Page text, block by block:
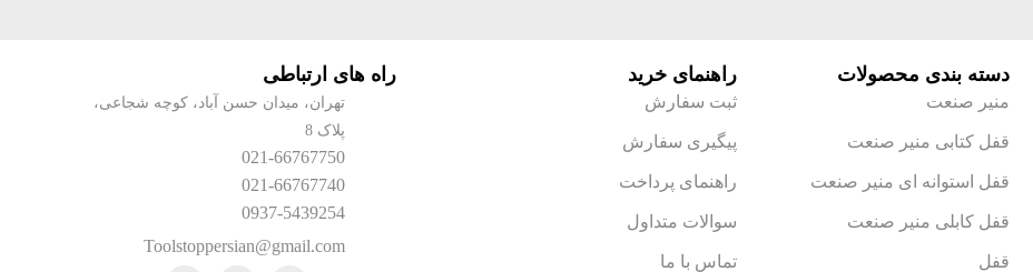
دسته بندی محصولات
منیر صنعت
قفل کتابی منیر صنعت
قفل استوانه ای منیر صنعت
قفل کابلی منیر صنعت
قفل
راهنمای خرید
ثبت سفارش
پیگیری سفارش
راهنمای پرداخت
سوالات متداول
تماس با ما
راه های ارتباطی
تهران، میدان حسن آباد، کوچه شجاعی،
پلاک 8
021-66767750
021-66767740
0937-5439254
Toolstoppersian@gmail.com